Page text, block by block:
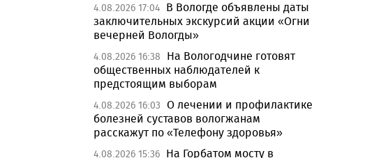
4.08.2026 17:04 В Вологде объявлены даты
заключительных экскурсий акции «Огни
вечерней Вологды»
4.08.2026 16:38
На Вологодчине готовят
общественных наблюдателей к
предстоящим выборам
4.08.2026 16:03 О лечении и профилактике
болезней суставов вологжанам
расскажут по «Телефону здоровья»
4.08.2026 15:36 На Горбатом мосту в